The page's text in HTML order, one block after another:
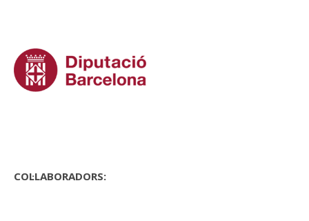
COL·LABORADORS: